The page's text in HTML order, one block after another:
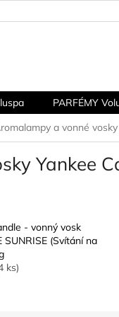
PARFÉMY
a vonné vosky
Yankee
- vonný vosk
SUNRISE (Svítání na
ks)